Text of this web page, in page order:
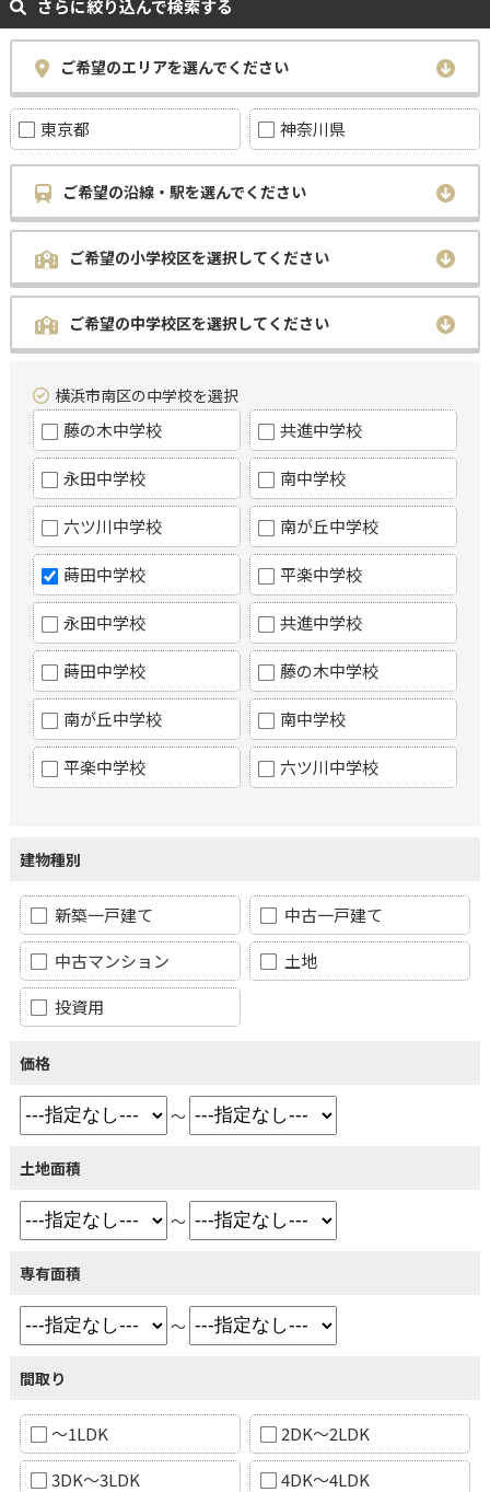
さらに絞り込んで検索する
ご希望のエリアを選んでください
東京都 神奈川県
ご希望の沿線・駅を選んでください
ご希望の小学校区を選択してください
ご希望の中学校区を選択してください
横浜市南区の中学校を選択
藤の木中学校 共進中学校
永田中学校 南中学校
六ツ川中学校 南が丘中学校
蒔田中学校 平楽中学校
永田中学校 共進中学校
蒔田中学校 藤の木中学校
南が丘中学校 南中学校
平楽中学校 六ツ川中学校
建物種別
新築一戸建て
中古一戸建て
中古マンション
土地
投資用
価格
～
土地面積
～
専有面積
～
間取り
～1LDK
2DK～2LDK
3DK～3LDK
4DK～4LDK